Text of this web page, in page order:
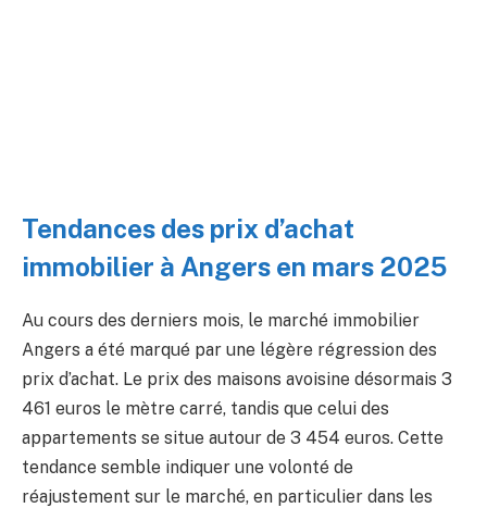
Tendances des prix d’achat
immobilier à Angers en mars 2025
Au cours des derniers mois, le marché immobilier
Angers a été marqué par une légère régression des
prix d’achat. Le prix des maisons avoisine désormais 3
461 euros le mètre carré, tandis que celui des
appartements se situe autour de 3 454 euros. Cette
tendance semble indiquer une volonté de
réajustement sur le marché, en particulier dans les